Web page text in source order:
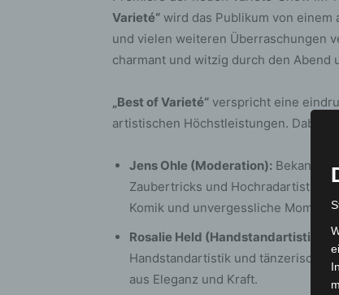
Varieté“ wird das Publikum von einem
und vielen weiteren Überraschungen
charmant und witzig durch den
„Best of Varieté“ verspricht eine
artistischen Höchstleistungen. Dabei
Jens Ohle (Moderation): Bekannt
Zaubertricks und Hochradartistik,
Komik und unvergessliche
Rosalie Held (Handstandartistik):
Handstandartistik und tänzerischer
aus Eleganz und Kraft.